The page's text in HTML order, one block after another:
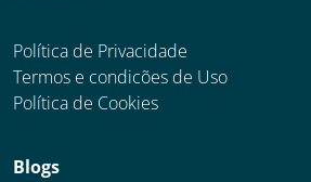
Política de Privacidade
Termos e condicões de Uso
Política de Cookies
Blogs